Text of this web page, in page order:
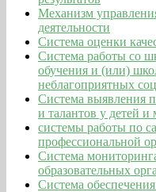
Механизм
деятельности
Система оценки
Система работы со
обучения и (или)
неблагоприятных
Система выявления
и талантов у детей и
системы работы по
профессиональной
Система
образовательных
Система